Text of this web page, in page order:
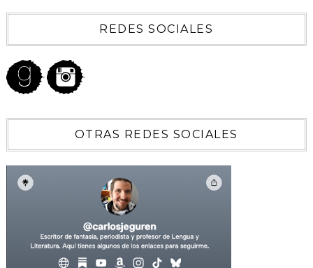
REDES SOCIALES
OTRAS REDES SOCIALES